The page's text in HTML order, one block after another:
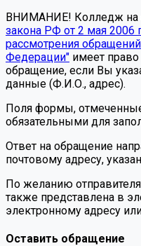
ВНИМАНИЕ! Колледж на
закона РФ от 2 мая 2006
рассмотрения
Федерации" имеет
обращение, если Вы
данные (Ф.И.О., адрес).
Поля формы,
обязательными для
Ответ на обращение
почтовому адресу,
По желанию
также представлена в
электронному адресу
Оставить обращение